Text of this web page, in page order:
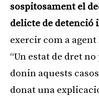
sospitosament el
delicte de detenció
exercir com a
“Un estat de dret no
donin aquests
donat una